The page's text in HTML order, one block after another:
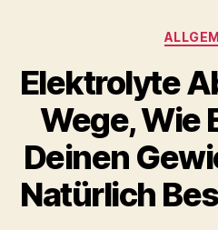
Elektrolyte
Wege, Wie
Deinen
Natürlich